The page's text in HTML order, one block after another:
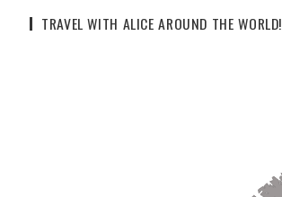
TRAVEL WITH ALICE AROUND THE WORLD!